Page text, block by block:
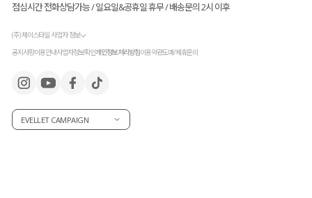
섬세한 세로 골지 패턴이
허리 라인을 살짝 잡아줘
점심시간 전화상담가능 / 일요일&공휴일 휴무 / 배송문의 2시 이후
(주) 제이스타일 사업자 정보
공지사항이용안내사업자정보확인개인정보처리방침이용약관도매/제휴문의
EVELLET CAMPAIGN